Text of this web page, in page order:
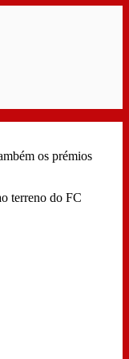
os prémios
terreno do FC